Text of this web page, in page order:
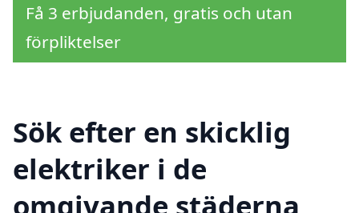
Få 3 erbjudanden, gratis och utan
förpliktelser
Sök efter en skicklig
elektriker i de